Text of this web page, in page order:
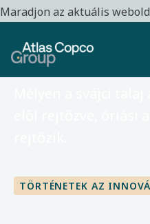
Maradjon az aktuális
TÖRTÉNETEK AZ
Az
nyomában